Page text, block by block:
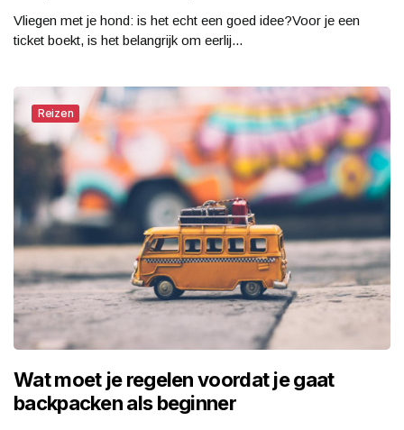
Vliegen met je hond: is het echt een goed idee?Voor je een
ticket boekt, is het belangrijk om eerlij...
Reizen
Wat moet je regelen voordat je gaat
backpacken als beginner